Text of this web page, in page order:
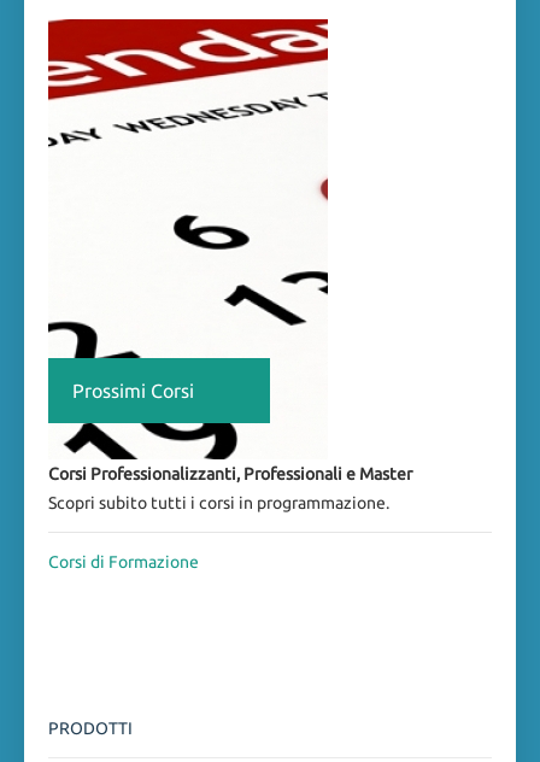
Prossimi Corsi
Corsi Professionalizzanti, Professionali e Master
Scopri subito tutti i corsi in programmazione.
Corsi di Formazione
PRODOTTI